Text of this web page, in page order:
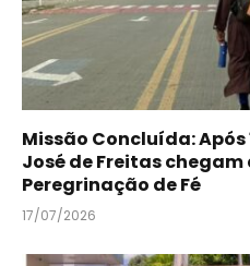
Missão Concluída: Após
José de Freitas chegam
Peregrinação de Fé
17/07/2026